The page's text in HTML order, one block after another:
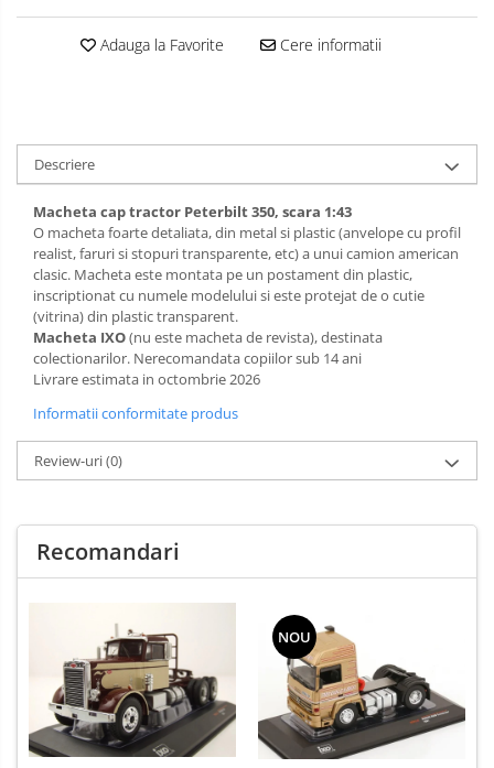
Adauga la Favorite Cere informatii
Descriere
Macheta cap tractor Peterbilt 350, scara 1:43
O macheta foarte detaliata, din metal si plastic (anvelope cu profil
realist, faruri si stopuri transparente, etc) a unui camion american
clasic. Macheta este montata pe un postament din plastic,
inscriptionat cu numele modelului si este protejat de o cutie
(vitrina) din plastic transparent.
Macheta IXO(nu este macheta de revista), destinata
colectionarilor. Nerecomandata copiilor sub 14 ani
Livrare estimata in octombrie 2026
Informatii conformitate produs
Review-uri(0)
Recomandari
NOU